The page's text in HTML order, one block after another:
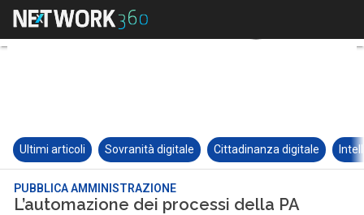
Ultimi articoli Sovranità digitale Cittadinanza digitale
PUBBLICA AMMINISTRAZIONE
L’automazione dei processi della PA